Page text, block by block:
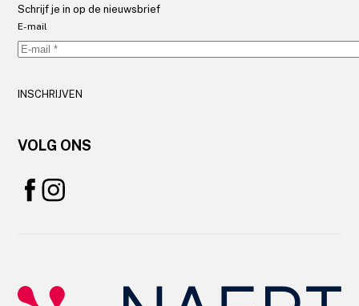
Schrijf je in op de nieuwsbrief
E-mail
INSCHRIJVEN
VOLG ONS